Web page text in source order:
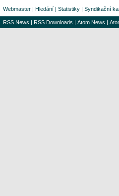
Webmaster | Hledání | Statistiky | Syndikační
RSS News | RSS Downloads | Atom News |